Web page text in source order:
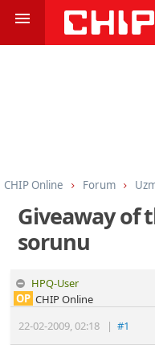
CHIP Online Forum
Giveaway of
sorunu
HPQ-User
22-02-2009,02:18 |#1
OP CHIP Online